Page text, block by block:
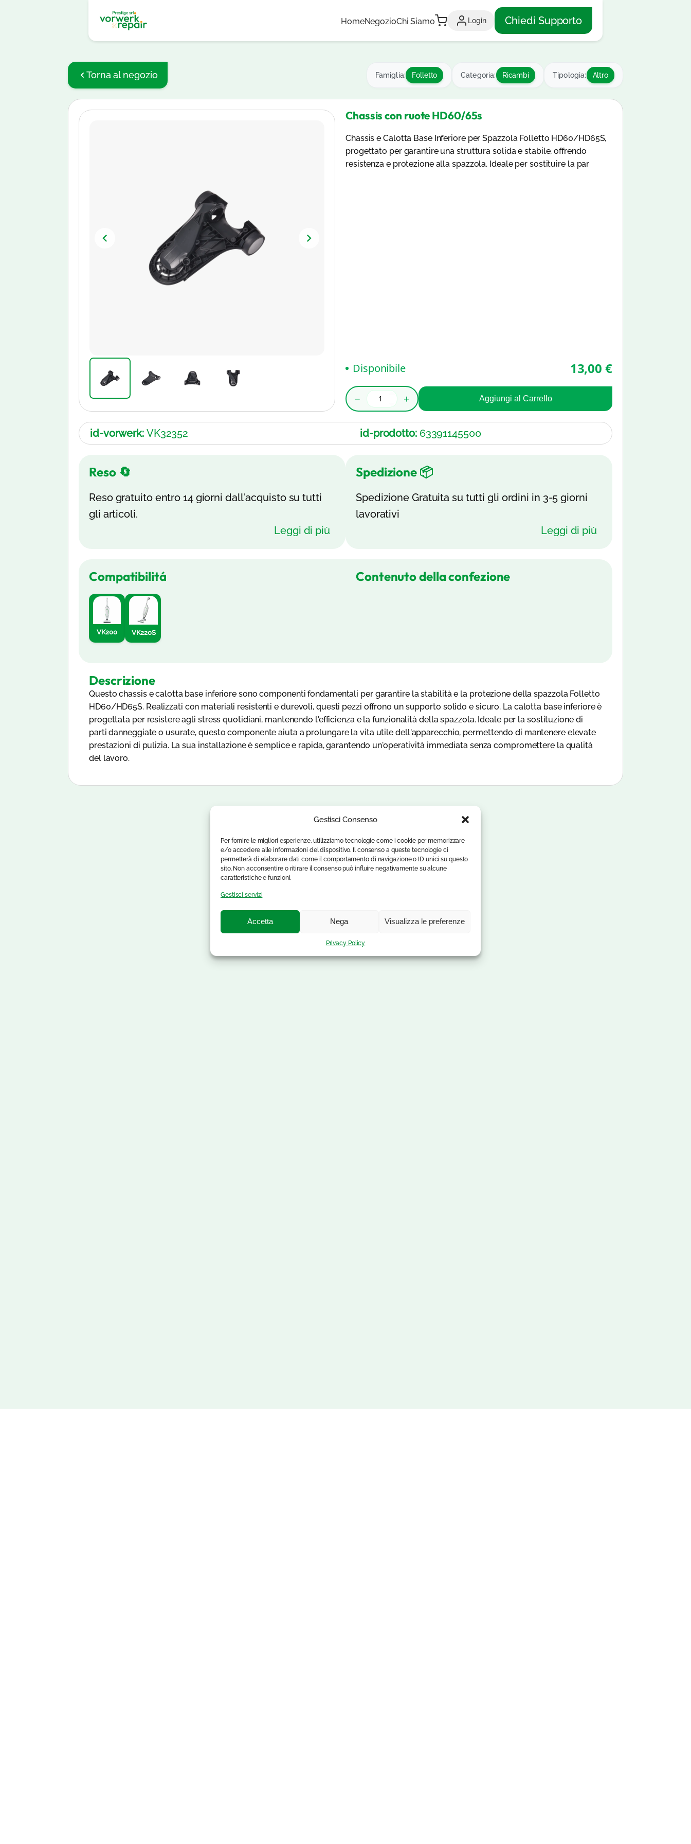
Gestisci Consenso
Per fornire le migliori esperienze, utilizziamo tecnologie come i cookie per memorizzare
e/o accedere alle informazioni del dispositivo. Il consenso a queste tecnologie ci
permetterà di elaborare dati come il comportamento di navigazione o ID unici su questo
sito. Non acconsentire o ritirare il consenso può influire negativamente su alcune
caratteristiche e funzioni.
Gestisci servizi
Accetta Nega Visualizza le preferenze
Privacy Policy
HomeNegozioChi Siamo Login Chiedi Supporto
Torna al negozio Famiglia: Folletto Categoria: Ricambi Tipologia: Altro
Chassis con ruote HD60/65s
Chassis e Calotta Base Inferiore per Spazzola Folletto HD60/HD65S,
progettato per garantire una struttura solida e stabile, offrendo
resistenza e protezione alla spazzola. Ideale per sostituire la par
Disponibile 13,00 €
− + Aggiungi al Carrello
id-vorwerk: VK32352 id-prodotto: 63391145500
Reso 🔄
Reso gratuito entro 14 giorni dall'acquisto su tutti
gli articoli.
Leggi di più
Spedizione 📦
Spedizione Gratuita su tutti gli ordini in 3-5 giorni
lavorativi
Leggi di più
Compatibilitá
VK200 VK220S
Contenuto della confezione
Descrizione
Questo chassis e calotta base inferiore sono componenti fondamentali per garantire la stabilità e la protezione della spazzola Folletto
HD60/HD65S. Realizzati con materiali resistenti e durevoli, questi pezzi offrono un supporto solido e sicuro. La calotta base inferiore è
progettata per resistere agli stress quotidiani, mantenendo l'efficienza e la funzionalità della spazzola. Ideale per la sostituzione di
parti danneggiate o usurate, questo componente aiuta a prolungare la vita utile dell'apparecchio, permettendo di mantenere elevate
prestazioni di pulizia. La sua installazione è semplice e rapida, garantendo un'operatività immediata senza compromettere la qualità
del lavoro.